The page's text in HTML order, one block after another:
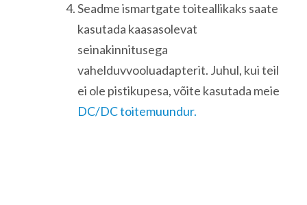
Seadme ismartgate toiteallikaks saate
kasutada kaasasolevat
seinakinnitusega
vahelduvvooluadapterit. Juhul, kui teil
ei ole pistikupesa, võite kasutada meie
DC/DC toitemuundur.